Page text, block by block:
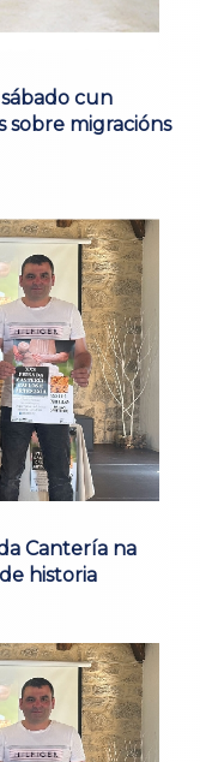
cun
sobre migracións
Cantería na
historia